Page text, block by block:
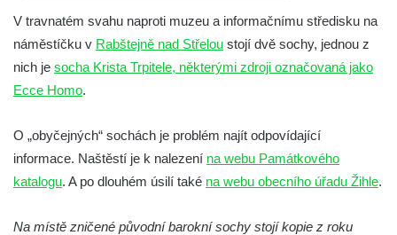
Socha Koroun bezzubý v ZOO Hluboká
Socha Plejtvák obrovský v ZOO Hluboká
Socha Medvěd jeskynní v ZOO Hluboká
Socha Mamut srstnatý v ZOO Hluboká
Socha Orel v ZOO Hluboká
Socha Přátelství v ZOO Hluboká
V travnatém svahu naproti muzeu a informačnímu středisku na
náměstíčku v Rabštejně nad Střelou stojí dvě sochy, jednou z
nich je socha Krista Trpitele, některými zdroji označovaná jako
Ecce Homo.
O „obyčejných“ sochách je problém najít odpovídající
informace. Naštěstí je k nalezení na webu Památkového
katalogu. A po dlouhém úsilí také na webu obecního úřadu Žihle.
Na místě zničené původní barokní sochy stojí kopie z roku